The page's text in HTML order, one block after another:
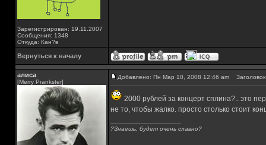
Зарегистрирован: 19.11.2007
Сообщения: 1348
Откуда: Кан?в
Вернуться к началу
алиса
[Merry Prankster]
Добавлено: Пн Мар 10, 2008 12:46 am
2000 рублей за концерт сплина?.. это
не то, чтобы жалко. просто столько стоит
?Знаешь, будет очень славно?